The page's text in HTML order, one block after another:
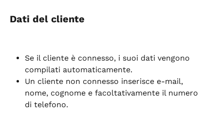
Dati del cliente
Se il cliente è connesso, i suoi dati vengono
compilati automaticamente.
Un cliente non connesso inserisce e-mail,
nome, cognome e facoltativamente il numero
di telefono.